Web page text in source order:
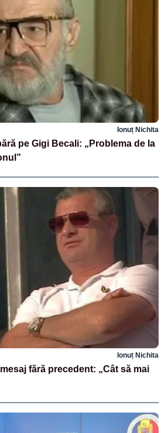
Ionuț Nichita
pe Gigi Becali: „Problema de la
Ionuț Nichita
fără precedent: „Cât să mai